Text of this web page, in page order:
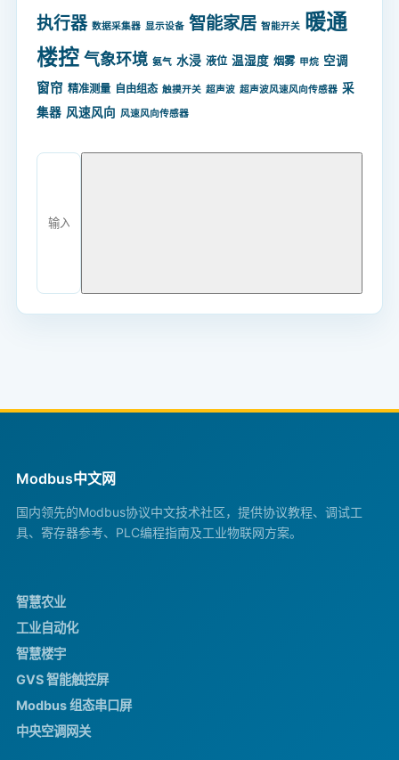
执行器 数据采集器 显示设备 智能家居 智能开关 暖通
楼控 气象环境 氨气 水浸 液位 温湿度 烟雾 甲烷 空调
窗帘 精准测量 自由组态 触摸开关 超声波 超声波风速风向传感器 采
集器 风速风向 风速风向传感器
Modbus中文网
国内领先的Modbus协议中文技术社区，提供协议教程、调试工
具、寄存器参考、PLC编程指南及工业物联网方案。
智慧农业
工业自动化
智慧楼宇
GVS 智能触控屏
Modbus 组态串口屏
中央空调网关